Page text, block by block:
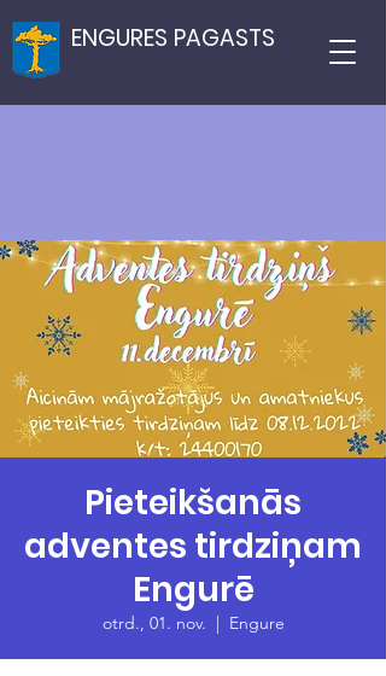
ENGURES PAGASTS
Pieteikšanās
adventes tirdziņam
Engurē
otrd., 01. nov.
  |
Engure